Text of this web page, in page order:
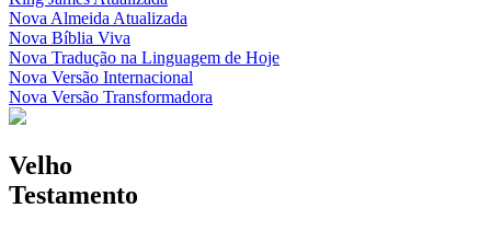
Nova Almeida Atualizada
Nova Bíblia Viva
Nova Tradução na Linguagem de Hoje
Nova Versão Internacional
Nova Versão Transformadora
Velho
Testamento